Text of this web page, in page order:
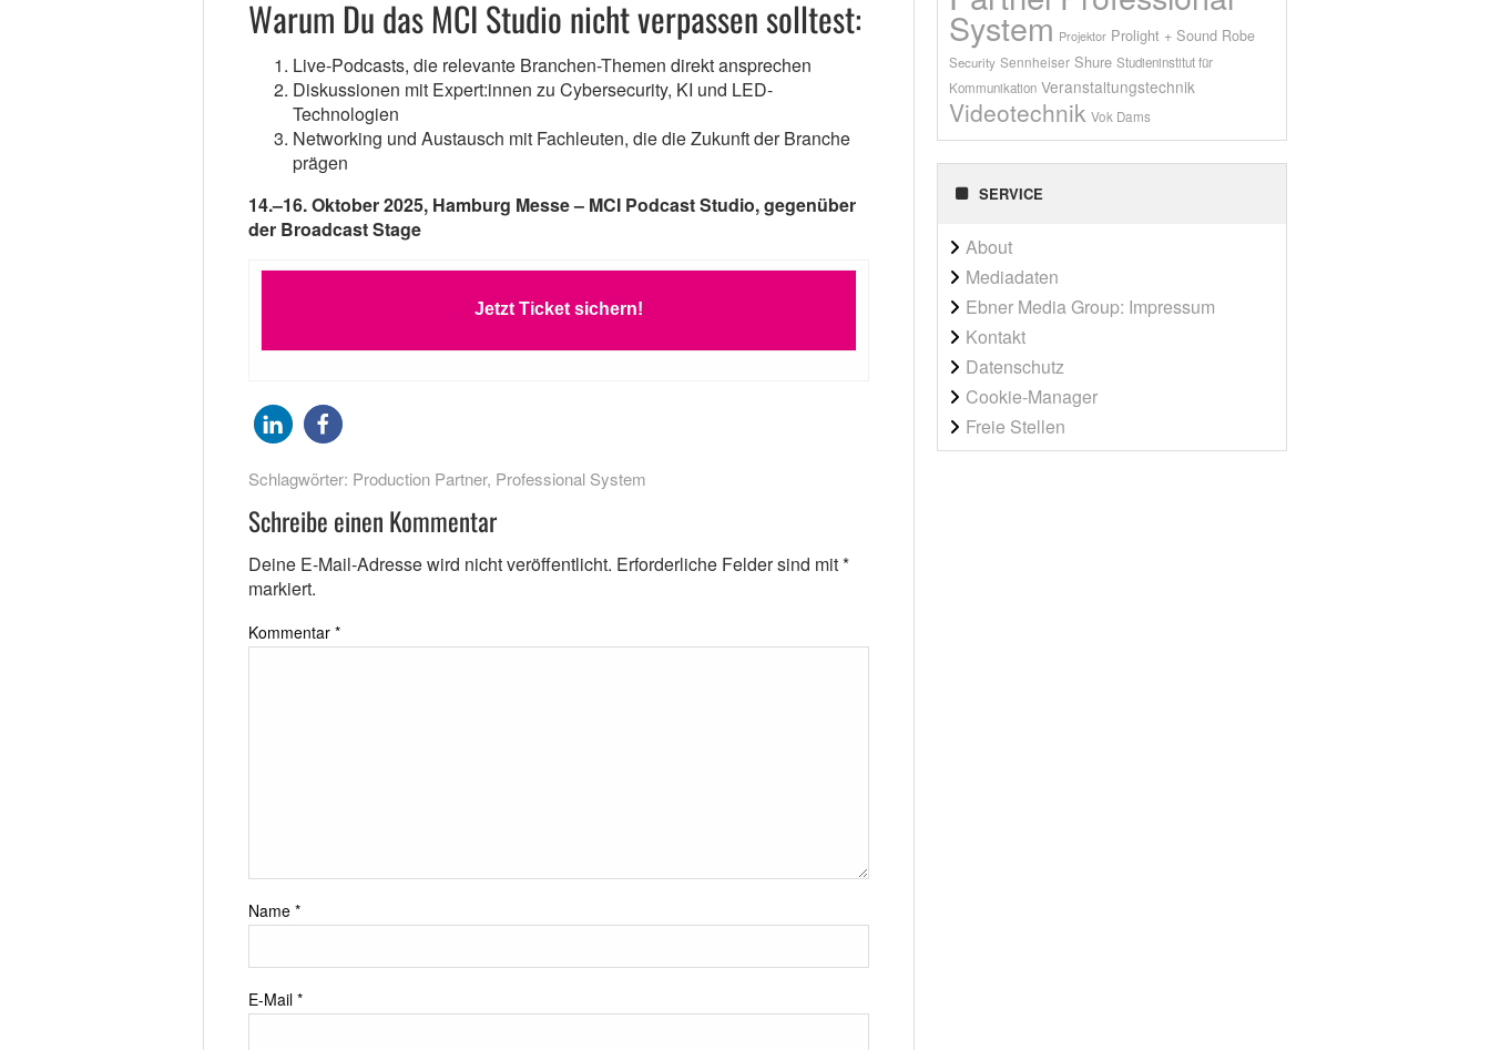
Warum Du das MCI Studio nicht verpassen solltest:
Live-Podcasts, die relevante Branchen-Themen direkt ansprechen
Diskussionen mit Expert:innen zu Cybersecurity, KI und LED-
Technologien
Networking und Austausch mit Fachleuten, die die Zukunft der Branche
prägen
14.–16. Oktober 2025, Hamburg Messe – MCI Podcast Studio, gegenüber
der Broadcast Stage
Jetzt Ticket sichern!
Schlagwörter: Production Partner, Professional System
Schreibe einen Kommentar
Deine E-Mail-Adresse wird nicht veröffentlicht. Erforderliche Felder sind mit*
markiert.
Kommentar *
Name *
E-Mail *
System Projektor Prolight + Sound Robe
Security Sennheiser Shure Studieninstitut für
Kommunikation Veranstaltungstechnik
Videotechnik Vok Dams
SERVICE
About
Mediadaten
Ebner Media Group: Impressum
Kontakt
Datenschutz
Cookie-Manager
Freie Stellen